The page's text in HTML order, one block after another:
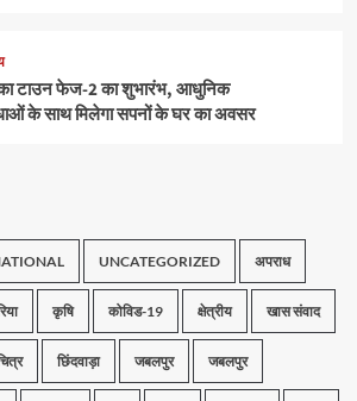
टाउन फेज-2 का शुभारंभ, आधुनिक
के साथ मिलेगा सपनों के घर का अवसर
UNCATEGORIZED अपराध
कृषि कोविड-19 क्षेत्रीय खास संवाद
छिंदवाड़ा जबलपुर जबलपुर